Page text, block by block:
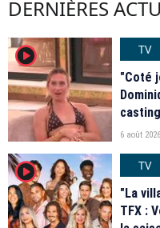
DERNIÈRES
player2
TV
"Coté
6 août 2026
player2
TV
"La
TFX :